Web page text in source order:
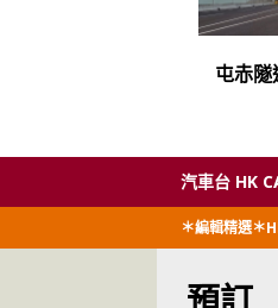
屯赤
汽車台 HK
＊編輯精選＊